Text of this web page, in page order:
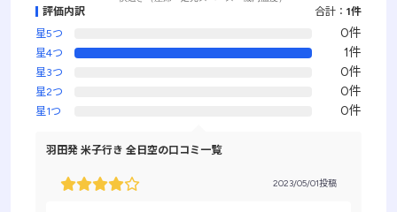
評価内訳 合計： 1件
星5つ
0件
星4つ 1件
星3つ 0件
星2つ 0件
星1つ 0件
羽田発 米子行き 全日空の口コミ一覧
2023/05/01投稿